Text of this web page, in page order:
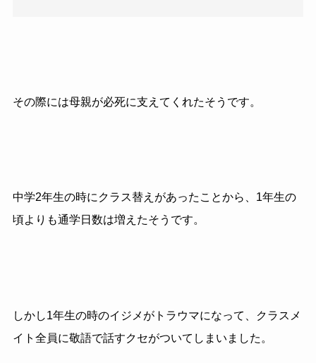
その際には母親が必死に支えてくれたそうです。
中学2年生の時にクラス替えがあったことから、1年生の
頃よりも通学日数は増えたそうです。
しかし1年生の時のイジメがトラウマになって、クラスメ
イト全員に敬語で話すクセがついてしまいました。